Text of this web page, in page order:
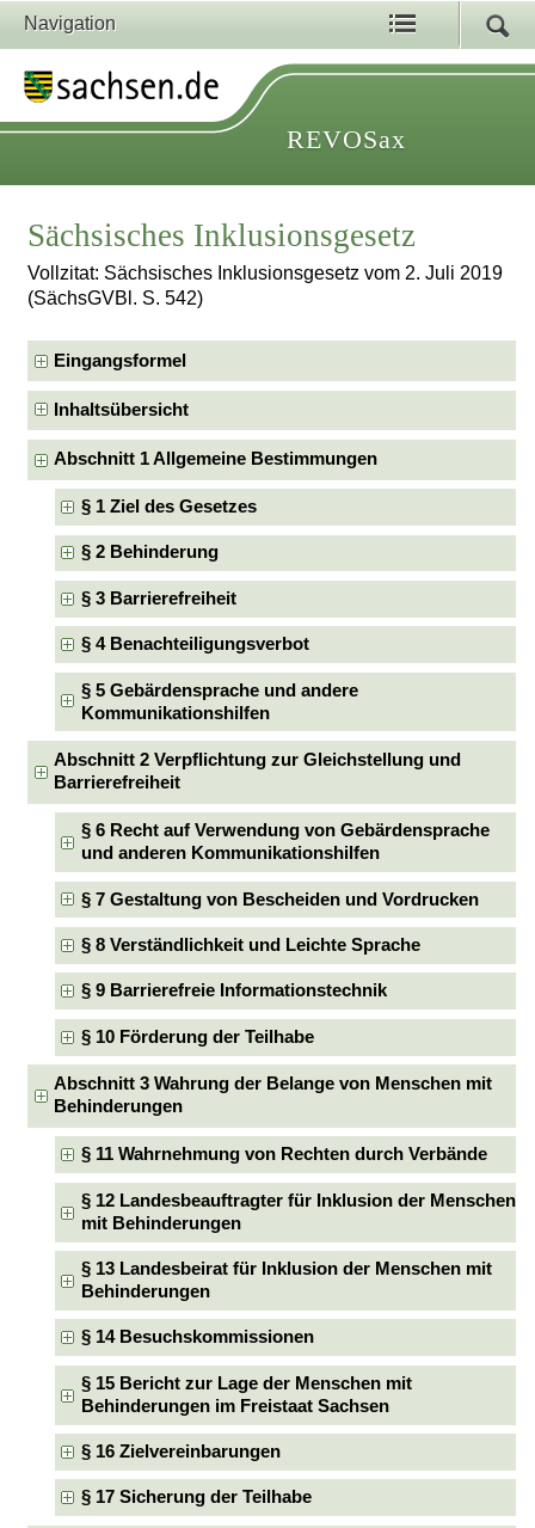
Navigation
REVOSax
Sächsisches Inklusionsgesetz
Vollzitat: Sächsisches Inklusionsgesetz vom 2. Juli 2019
(SächsGVBl. S. 542)
Eingangsformel
Inhaltsübersicht
Abschnitt 1 Allgemeine Bestimmungen
§ 1 Ziel des Gesetzes
§ 2 Behinderung
§ 3 Barrierefreiheit
§ 4 Benachteiligungsverbot
§ 5 Gebärdensprache und andere
Kommunikationshilfen
Abschnitt 2 Verpflichtung zur Gleichstellung und
Barrierefreiheit
§ 6 Recht auf Verwendung von Gebärdensprache
und anderen Kommunikationshilfen
§ 7 Gestaltung von Bescheiden und Vordrucken
§ 8 Verständlichkeit und Leichte Sprache
§ 9 Barrierefreie Informationstechnik
§ 10 Förderung der Teilhabe
Abschnitt 3 Wahrung der Belange von Menschen mit
Behinderungen
§ 11 Wahrnehmung von Rechten durch Verbände
§ 12 Landesbeauftragter für Inklusion der Menschen
mit Behinderungen
§ 13 Landesbeirat für Inklusion der Menschen mit
Behinderungen
§ 14 Besuchskommissionen
§ 15 Bericht zur Lage der Menschen mit
Behinderungen im Freistaat Sachsen
§ 16 Zielvereinbarungen
§ 17 Sicherung der Teilhabe